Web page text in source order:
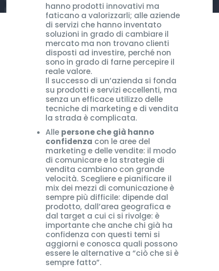
hanno prodotti innovativi ma
faticano a valorizzarli; alle aziende
di servizi che hanno inventato
soluzioni in grado di cambiare il
mercato ma non trovano clienti
disposti ad investire, perché non
sono in grado di farne percepire il
reale valore.
Il successo di un’azienda si fonda
su prodotti e servizi eccellenti, ma
senza un efficace utilizzo delle
tecniche di marketing e di vendita
la strada è complicata.
Alle persone che già hanno
confidenza con le aree del
marketing e delle vendite: il modo
di comunicare e la strategie di
vendita cambiano con grande
velocità. Scegliere e pianificare il
mix dei mezzi di comunicazione è
sempre più difficile: dipende dal
prodotto, dall’area geografica e
dal target a cui ci si rivolge: è
importante che anche chi già ha
confidenza con questi temi si
aggiorni e conosca quali possono
essere le alternative a “ciò che si è
sempre fatto”.